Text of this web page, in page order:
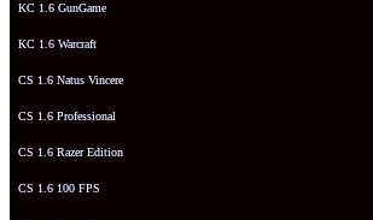
КС 1.6 GunGame
КС 1.6 Warcraft
CS 1.6 Natus Vincere
CS 1.6 Professional
CS 1.6 Razer Edition
CS 1.6 100 FPS